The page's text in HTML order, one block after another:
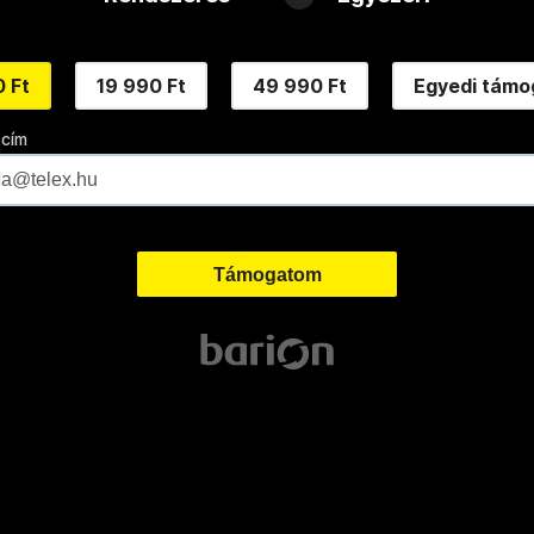
Ft 19 990 Ft 49 990 Ft Egyedi